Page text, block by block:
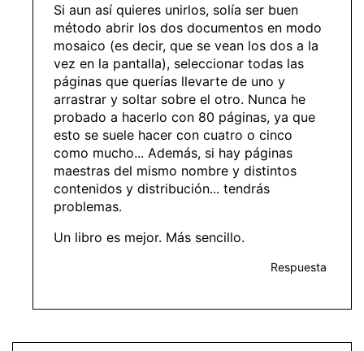
Si aun así quieres unirlos, solía ser buen
método abrir los dos documentos en modo
mosaico (es decir, que se vean los dos a la
vez en la pantalla), seleccionar todas las
páginas que querías llevarte de uno y
arrastrar y soltar sobre el otro. Nunca he
probado a hacerlo con 80 páginas, ya que
esto se suele hacer con cuatro o cinco
como mucho... Además, si hay páginas
maestras del mismo nombre y distintos
contenidos y distribución... tendrás
problemas.
Un libro es mejor. Más sencillo.
Respuesta